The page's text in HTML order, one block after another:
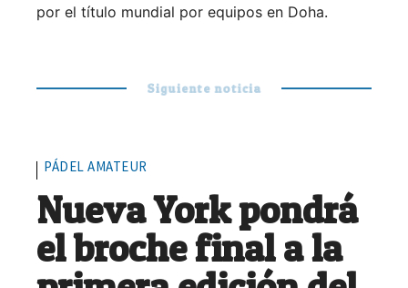
por el título mundial por equipos en Doha.
Siguiente noticia
PÁDEL AMATEUR
Nueva York pondrá
el broche final a la